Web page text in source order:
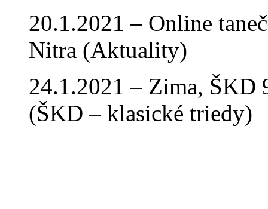
20.1.2021 – Online
Nitra (Aktuality)
24.1.2021 – Zima, ŠKD
(ŠKD – klasické triedy)